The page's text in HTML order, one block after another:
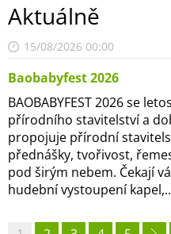
Aktuálně
15/08/2026 00:00
Baobabyfest 2026
BAOBABYFEST 2026 se
přírodního stavitelství a
propojuje přírodní
přednášky, tvořivost,
pod širým nebem. Čekají
hudební vystoupení